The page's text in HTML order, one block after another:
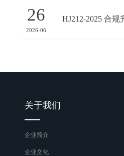
26
2026-06
关于我们
企业简介
企业文化